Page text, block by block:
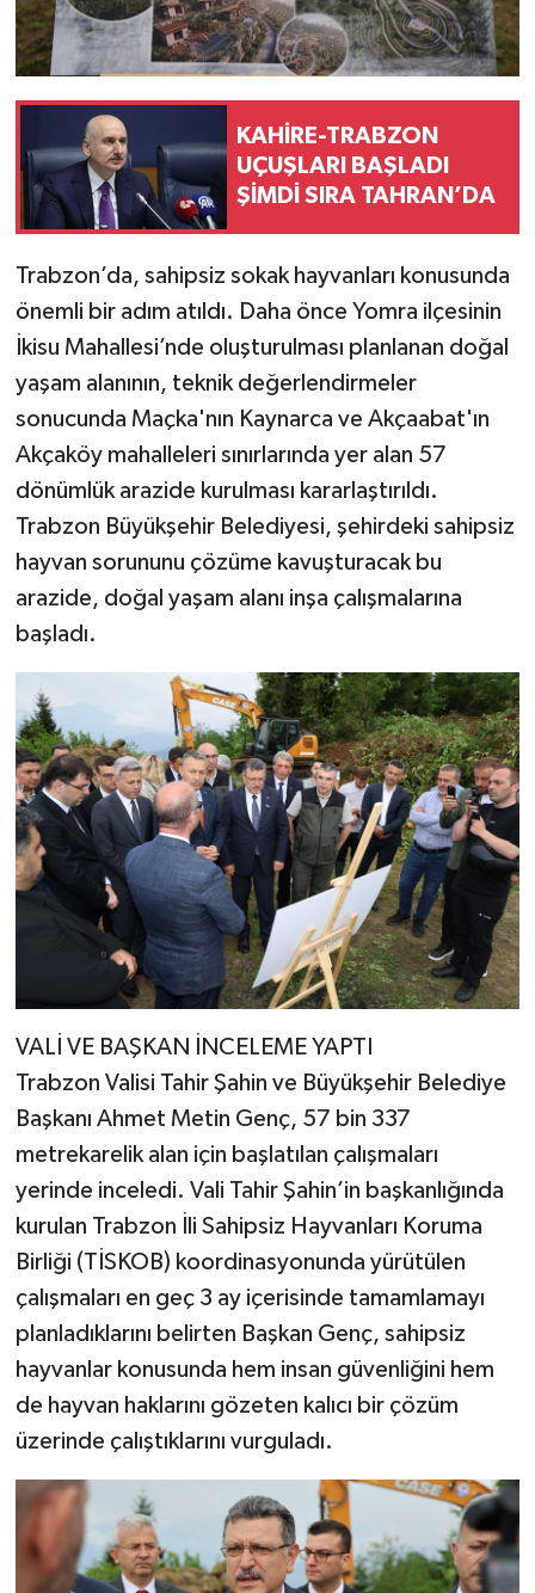
KAHİRE-TRABZON
UÇUŞLARI BAŞLADI
ŞİMDİ SIRA TAHRAN’DA
Trabzon’da, sahipsiz sokak hayvanları konusunda
önemli bir adım atıldı. Daha önce Yomra ilçesinin
İkisu Mahallesi’nde oluşturulması planlanan doğal
yaşam alanının, teknik değerlendirmeler
sonucunda Maçka'nın Kaynarca ve Akçaabat'ın
Akçaköy mahalleleri sınırlarında yer alan 57
dönümlük arazide kurulması kararlaştırıldı.
Trabzon Büyükşehir Belediyesi, şehirdeki sahipsiz
hayvan sorununu çözüme kavuşturacak bu
arazide, doğal yaşam alanı inşa çalışmalarına
başladı.
VALİ VE BAŞKAN İNCELEME YAPTI
Trabzon Valisi Tahir Şahin ve Büyükşehir Belediye
Başkanı Ahmet Metin Genç, 57 bin 337
metrekarelik alan için başlatılan çalışmaları
yerinde inceledi. Vali Tahir Şahin’in başkanlığında
kurulan Trabzon İli Sahipsiz Hayvanları Koruma
Birliği (TİSKOB) koordinasyonunda yürütülen
çalışmaları en geç 3 ay içerisinde tamamlamayı
planladıklarını belirten Başkan Genç, sahipsiz
hayvanlar konusunda hem insan güvenliğini hem
de hayvan haklarını gözeten kalıcı bir çözüm
üzerinde çalıştıklarını vurguladı.